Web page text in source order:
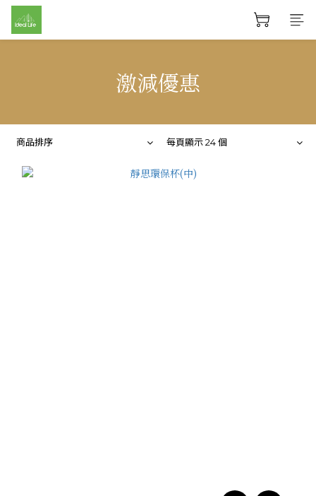
激減優惠
商品排序 每頁顯示 24 個